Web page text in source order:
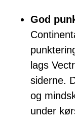
God
lags
siderne.
og
under